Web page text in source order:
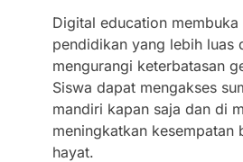
Digital education membuka
pendidikan yang lebih luas
mengurangi keterbatasan
Siswa dapat mengakses
mandiri kapan saja dan di
meningkatkan kesempatan
hayat.